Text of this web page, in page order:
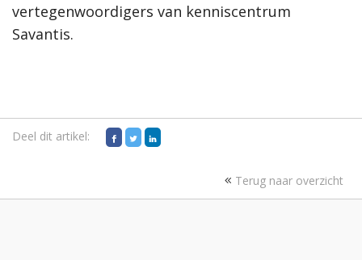
vertegenwoordigers van kenniscentrum
Savantis.
Deel dit artikel:
Terug naar overzicht